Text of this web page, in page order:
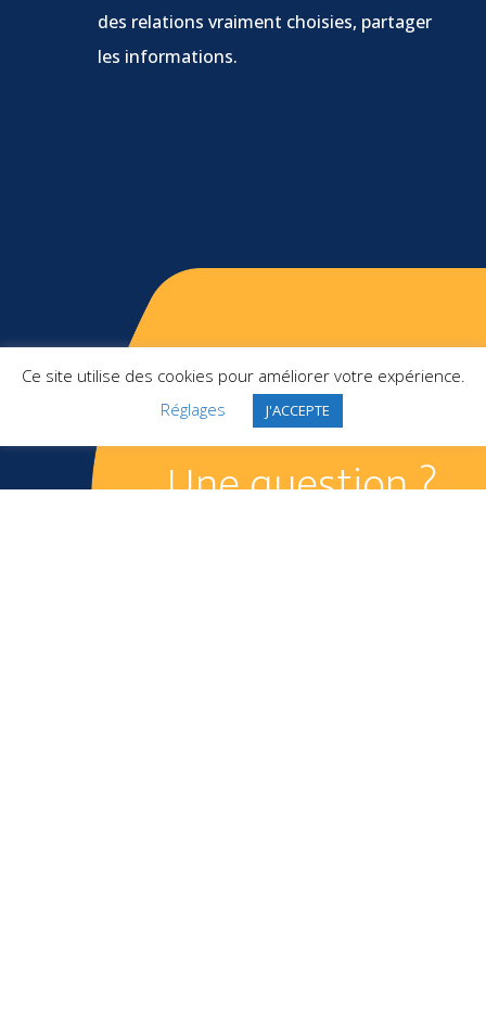
des relations vraiment choisies, partager
les informations.
Une question ?
Ce site utilise des cookies pour améliorer votre expérience.
Réglages
J'ACCEPTE